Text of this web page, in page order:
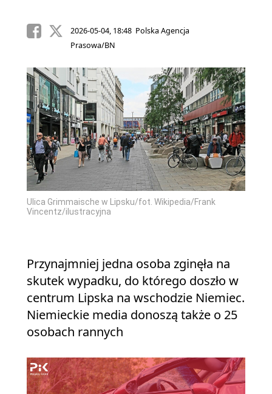
2026-05-04, 18:48 Polska Agencja
Prasowa/BN
Ulica Grimmaische w Lipsku/fot. Wikipedia/Frank
Vincentz/ilustracyjna
Przynajmniej jedna osoba zginęła na
skutek wypadku, do którego doszło w
centrum Lipska na wschodzie Niemiec.
Niemieckie media donoszą także o 25
osobach rannych